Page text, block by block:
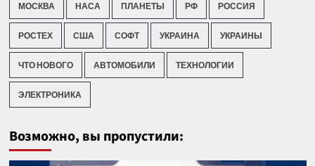
МОСКВА НАСА ПЛАНЕТЫ РФ РОССИЯ
РОСТЕХ США СОФТ УКРАИНА УКРАИНЫ
ЧТО НОВОГО АВТОМОБИЛИ ТЕХНОЛОГИИ
ЭЛЕКТРОНИКА
Возможно, вы пропустили: